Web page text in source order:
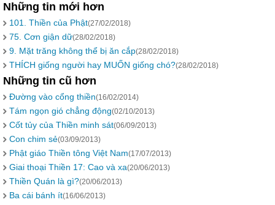
Những tin mới hơn
101. Thiền của Phật(27/02/2018)
75. Cơn giận dữ(28/02/2018)
9. Mặt trăng không thể bị ăn cắp(28/02/2018)
THÍCH giống người hay MUỐN giống chó?(28/02/2018)
Những tin cũ hơn
Đường vào cổng thiền(16/02/2014)
Tám ngọn gió chẳng động(02/10/2013)
Cốt tủy của Thiền minh sát(06/09/2013)
Con chim sẻ(03/09/2013)
Phật giáo Thiền tông Việt Nam(17/07/2013)
Giai thoại Thiền 17: Cao và xa(20/06/2013)
Thiền Quán là gì?(20/06/2013)
Ba cái bánh ít(16/06/2013)